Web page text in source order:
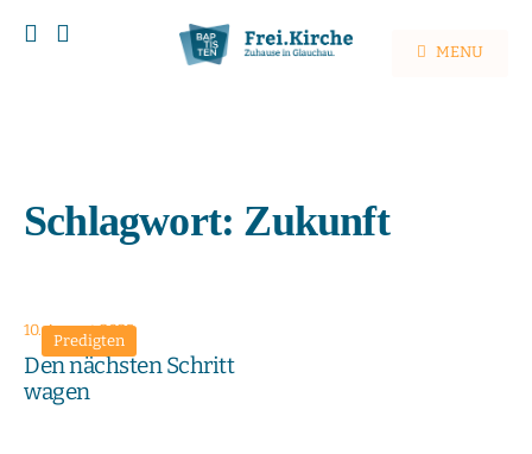
MENU
Schlagwort: Zukunft
Predigten
10. August 2025
Den nächsten Schritt
wagen